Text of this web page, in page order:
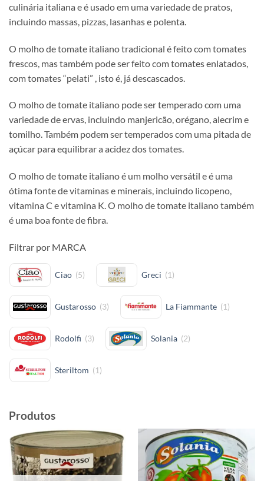
culinária italiana e é usado em uma variedade de pratos,
incluindo massas, pizzas, lasanhas e polenta.
O molho de tomate italiano tradicional é feito com tomates
frescos, mas também pode ser feito com tomates enlatados,
com tomates “pelati” , isto é, já descascados.
O molho de tomate italiano pode ser temperado com uma
variedade de ervas, incluindo manjericão, orégano, alecrim e
tomilho. Também podem ser temperados com uma pitada de
açúcar para equilibrar a acidez dos tomates.
O molho de tomate italiano é um molho versátil e é uma
ótima fonte de vitaminas e minerais, incluindo licopeno,
vitamina C e vitamina K. O molho de tomate italiano também
é uma boa fonte de fibra.
Filtrar por MARCA
Ciao (5) Greci (1)
Gustarosso (3) La Fiammante (1)
Rodolfi (3) Solania (2)
Steriltom (1)
Produtos